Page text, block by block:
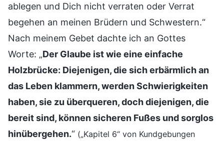
ablegen und Dich nicht verraten oder Verrat
begehen an meinen Brüdern und Schwestern.“
Nach meinem Gebet dachte ich an Gottes
Worte: „Der Glaube ist wie eine einfache
Holzbrücke: Diejenigen, die sich erbärmlich an
das Leben klammern, werden Schwierigkeiten
haben, sie zu überqueren, doch diejenigen, die
bereit sind, können sicheren Fußes und sorglos
hinübergehen.“ („Kapitel 6“ von Kundgebungen